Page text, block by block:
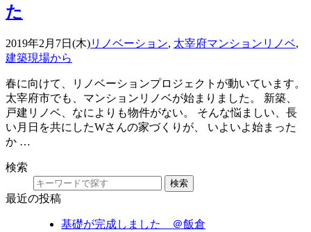
た
2019年2月7日(木)リノベーション, 太宰府マンションリノベ,
建築現場から
春に向けて、リノベーションプロジェクトが動いています。
太宰府市でも、マンションリノベが始まりました。 新築、
戸建リノベ、なによりも物件がない。 そんな悩ましい、長
い月日を共にしたWさんの家づくりが、 いよいよ始まった
か …
検索
検索
最近の投稿
基礎が完成しました ＠飯倉